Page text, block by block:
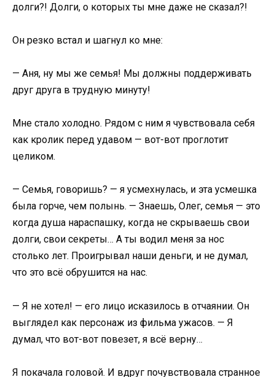
долги?! Долги, о которых ты мне даже не сказал?!
Он резко встал и шагнул ко мне:
— Аня, ну мы же семья! Мы должны поддерживать
друг друга в трудную минуту!
Мне стало холодно. Рядом с ним я чувствовала себя
как кролик перед удавом — вот-вот проглотит
целиком.
— Семья, говоришь? — я усмехнулась, и эта усмешка
была горче, чем полынь. — Знаешь, Олег, семья — это
когда душа нараспашку, когда не скрываешь свои
долги, свои секреты… А ты водил меня за нос
столько лет. Проигрывал наши деньги, и не думал,
что это всё обрушится на нас.
— Я не хотел! — его лицо исказилось в отчаянии. Он
выглядел как персонаж из фильма ужасов. — Я
думал, что вот-вот повезет, я всё верну…
Я покачала головой. И вдруг почувствовала странное